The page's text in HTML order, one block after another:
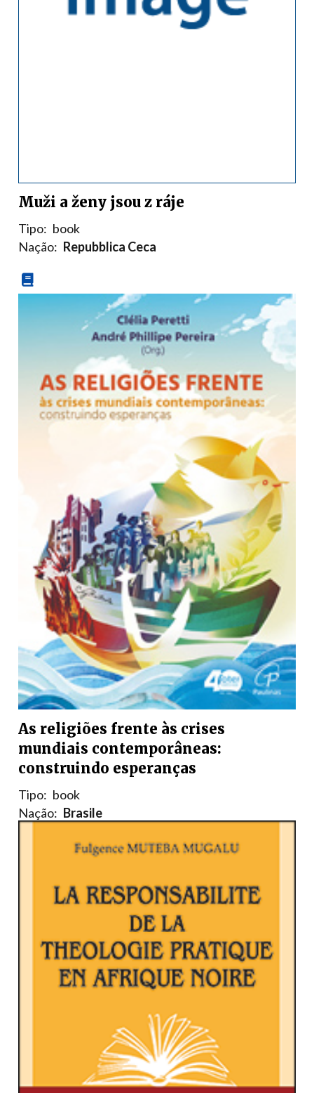
Muži a ženy jsou z ráje
Tipo: book
Nação: Repubblica Ceca
As religiões frente às crises
mundiais contemporâneas:
construindo esperanças
Tipo: book
Nação: Brasile